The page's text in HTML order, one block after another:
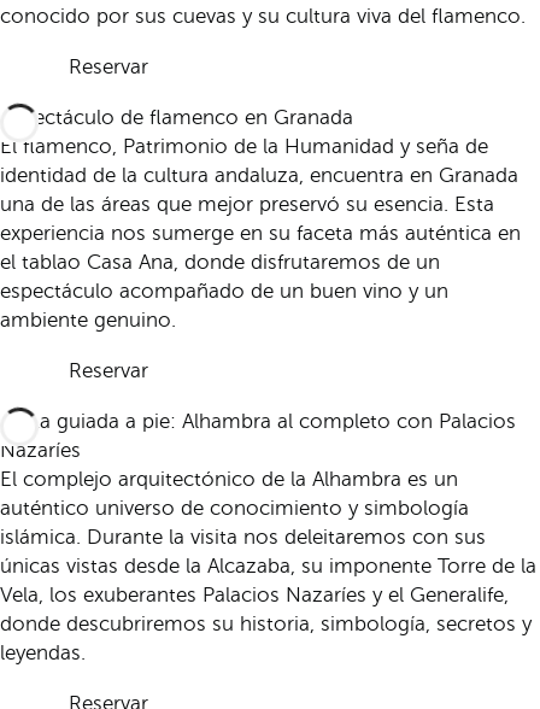
conocido por sus cuevas y su cultura viva del flamenco.
Reservar
Espectáculo de flamenco en Granada
El flamenco, Patrimonio de la Humanidad y seña de
identidad de la cultura andaluza, encuentra en Granada
una de las áreas que mejor preservó su esencia. Esta
experiencia nos sumerge en su faceta más auténtica en
el tablao Casa Ana, donde disfrutaremos de un
espectáculo acompañado de un buen vino y un
ambiente genuino.
Reservar
Visita guiada a pie: Alhambra al completo con Palacios
Nazaríes
El complejo arquitectónico de la Alhambra es un
auténtico universo de conocimiento y simbología
islámica. Durante la visita nos deleitaremos con sus
únicas vistas desde la Alcazaba, su imponente Torre de la
Vela, los exuberantes Palacios Nazaríes y el Generalife,
donde descubriremos su historia, simbología, secretos y
leyendas.
Reservar